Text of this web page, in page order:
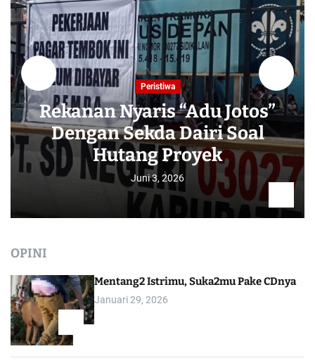
Peristiwa
Rekanan Nyaris “Adu Jotos”
Dengan Sekda Dairi Soal
Hutang Proyek
Juni 3, 2026
OPINI
Mentang2 Istrimu, Suka2mu Pake CDnya
Januari 29, 2026